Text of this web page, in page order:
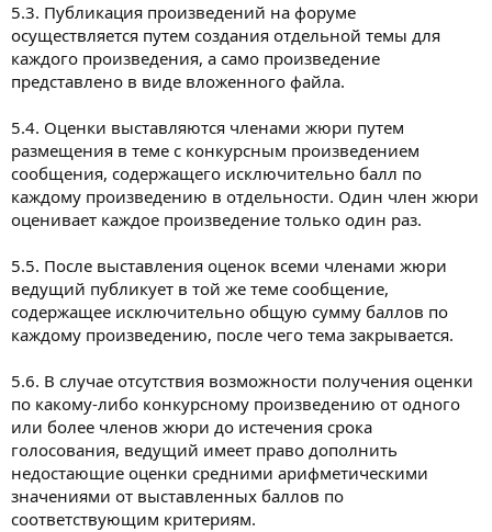
5.3. Публикация произведений на форуме
осуществляется путем создания отдельной темы для
каждого произведения, а само произведение
представлено в виде вложенного файла.
5.4. Оценки выставляются членами жюри путем
размещения в теме с конкурсным произведением
сообщения, содержащего исключительно балл по
каждому произведению в отдельности. Один член жюри
оценивает каждое произведение только один раз.
5.5. После выставления оценок всеми членами жюри
ведущий публикует в той же теме сообщение,
содержащее исключительно общую сумму баллов по
каждому произведению, после чего тема закрывается.
5.6. В случае отсутствия возможности получения оценки
по какому-либо конкурсному произведению от одного
или более членов жюри до истечения срока
голосования, ведущий имеет право дополнить
недостающие оценки средними арифметическими
значениями от выставленных баллов по
соответствующим критериям.